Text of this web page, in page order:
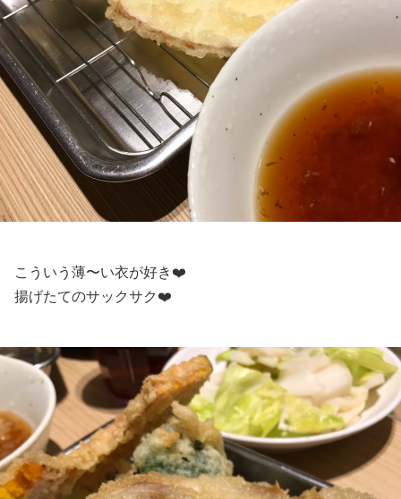
こういう薄〜い衣が好き❤️
揚げたてのサックサク❤️